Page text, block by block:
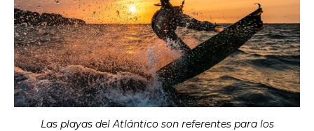
Las playas del Atlántico son referentes para los